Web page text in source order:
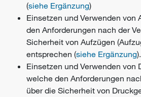
(siehe Ergänzung)
Einsetzen und Verwenden von
den Anforderungen nach der
Sicherheit von Aufzügen
entsprechen (siehe Ergänzung).
Einsetzen und Verwenden von
welche den Anforderungen
über die Sicherheit von